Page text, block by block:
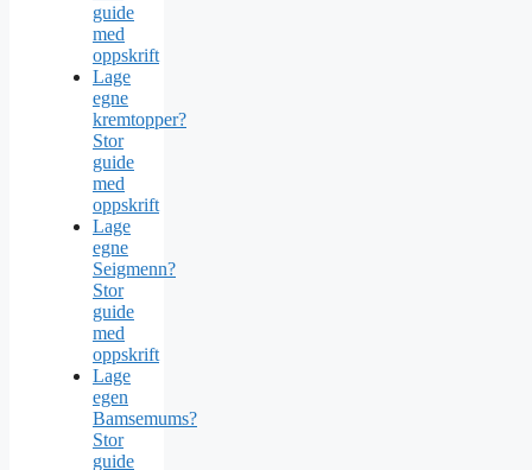
guide
med
oppskrift
Lage
egne
kremtopper?
Stor
guide
med
oppskrift
Lage
egne
Seigmenn?
Stor
guide
med
oppskrift
Lage
egen
Bamsemums?
Stor
guide